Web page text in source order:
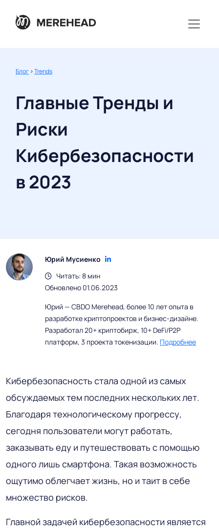
Блог >Trends
Главные Тренды и
Риски
Кибербезопасности
в 2023
Юрий Мусиенко
Читать: 8 мин
Обновлено 01.06.2023
Юрий — CBDO Merehead, более 10 лет опыта в
разработке криптопроектов и бизнес-дизайне.
Разработал 20+ криптобирж, 10+ DeFi/P2P
платформ, 3 проекта токенизации. Подробнее
Кибербезопасность стала одной из самых
обсуждаемых тем последних нескольких лет.
Благодаря технологическому прогрессу,
сегодня пользователи могут работать,
заказывать еду и путешествовать с помощью
одного лишь смартфона. Такая возможность
ощутимо облегчает жизнь, но и таит в себе
множество рисков.
Главной задачей кибербезопасности является